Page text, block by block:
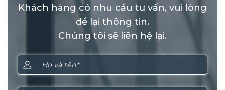
Khách hàng có nhu cầu tư vấn, vui lòng
để lại thông tin.
Chúng tôi sẽ liên hệ lại.